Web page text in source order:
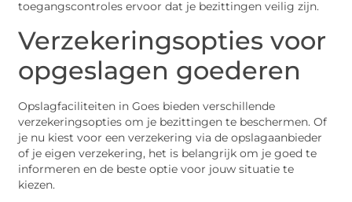
toegangscontroles ervoor dat je bezittingen veilig zijn.
Verzekeringsopties voor
opgeslagen goederen
Opslagfaciliteiten in Goes bieden verschillende
verzekeringsopties om je bezittingen te beschermen. Of
je nu kiest voor een verzekering via de opslagaanbieder
of je eigen verzekering, het is belangrijk om je goed te
informeren en de beste optie voor jouw situatie te
kiezen.